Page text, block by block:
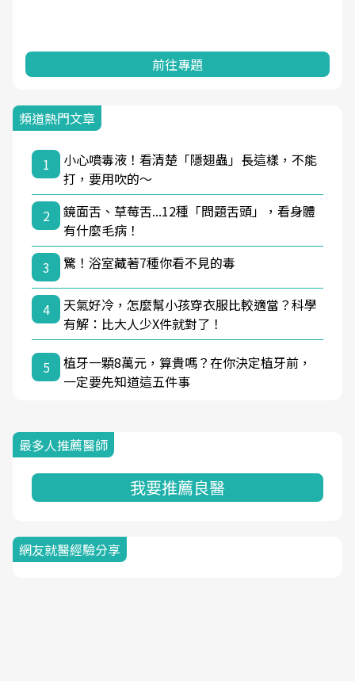
前往專題
頻道熱門文章
1
小心噴毒液！看清楚「隱翅蟲」長這樣，不能
打，要用吹的～
2
鏡面舌、草莓舌...12種「問題舌頭」，看身體
有什麼毛病！
3
驚！浴室藏著7種你看不見的毒
4
天氣好冷，怎麼幫小孩穿衣服比較適當？科學
有解：比大人少X件就對了！
5
植牙一顆8萬元，算貴嗎？在你決定植牙前，
一定要先知道這五件事
最多人推薦醫師
我要推薦良醫
網友就醫經驗分享